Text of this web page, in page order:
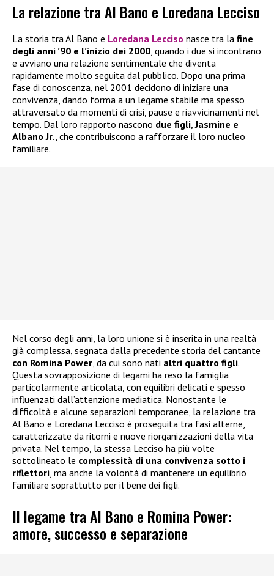
La relazione tra Al Bano e Loredana Lecciso
La storia tra Al Bano e Loredana Lecciso nasce tra la fine
degli anni ’90 e l’inizio dei 2000, quando i due si incontrano
e avviano una relazione sentimentale che diventa
rapidamente molto seguita dal pubblico. Dopo una prima
fase di conoscenza, nel 2001 decidono di iniziare una
convivenza, dando forma a un legame stabile ma spesso
attraversato da momenti di crisi, pause e riavvicinamenti nel
tempo. Dal loro rapporto nascono due figli,Jasmine e
Albano Jr., che contribuiscono a rafforzare il loro nucleo
familiare.
Nel corso degli anni, la loro unione si è inserita in una realtà
già complessa, segnata dalla precedente storia del cantante
con Romina Power, da cui sono nati altri quattro figli.
Questa sovrapposizione di legami ha reso la famiglia
particolarmente articolata, con equilibri delicati e spesso
influenzati dall’attenzione mediatica. Nonostante le
difficoltà e alcune separazioni temporanee, la relazione tra
Al Bano e Loredana Lecciso è proseguita tra fasi alterne,
caratterizzate da ritorni e nuove riorganizzazioni della vita
privata. Nel tempo, la stessa Lecciso ha più volte
sottolineato le complessità di una convivenza sotto i
riflettori, ma anche la volontà di mantenere un equilibrio
familiare soprattutto per il bene dei figli.
Il legame tra Al Bano e Romina Power:
amore, successo e separazione